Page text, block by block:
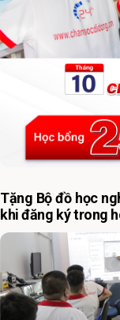
Tặng Bộ đồ học
khi đăng ký trong